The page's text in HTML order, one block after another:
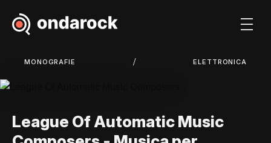
MONOGRAFIE / ELETTRONICA
League Of Automatic Music